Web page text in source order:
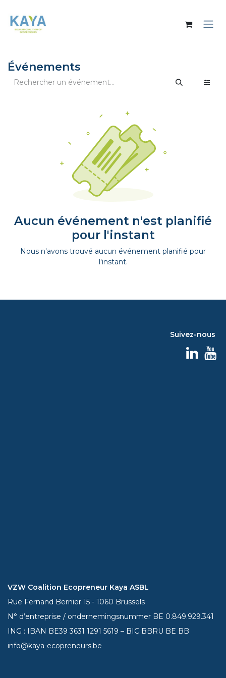
Événements
Aucun événement n'est planifié
pour l'instant
Nous n'avons trouvé aucun événement planifié pour
l'instant.
Suivez-nous
VZW Coalition Ecopreneur Kaya ASBL
Rue Fernand Bernier 15 - 1060 Brussels
N° d’entreprise / ondernemingsnummer BE 0.849.929.341
ING : IBAN BE393631 1291 5619 – BIC BBRU BE BB
info@kaya-ecopreneurs.be